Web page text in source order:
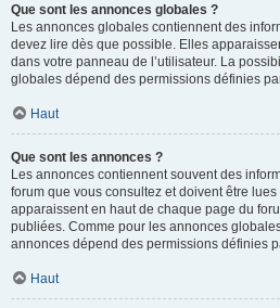
Que sont les annonces globales ?
Les annonces globales contiennent des
devez lire dès que possible. Elles
dans votre panneau de l’utilisateur. La
globales dépend des permissions définies
Haut
Que sont les annonces ?
Les annonces contiennent souvent des
forum que vous consultez et doivent être
apparaissent en haut de chaque page du
publiées. Comme pour les annonces
annonces dépend des permissions définies
Haut